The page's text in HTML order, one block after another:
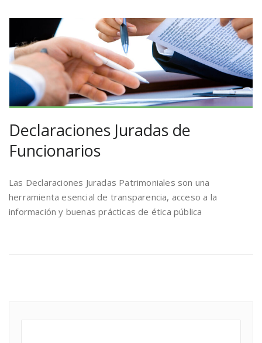
Declaraciones Juradas de
Funcionarios
Las Declaraciones Juradas Patrimoniales son una
herramienta esencial de transparencia, acceso a la
información y buenas prácticas de ética pública